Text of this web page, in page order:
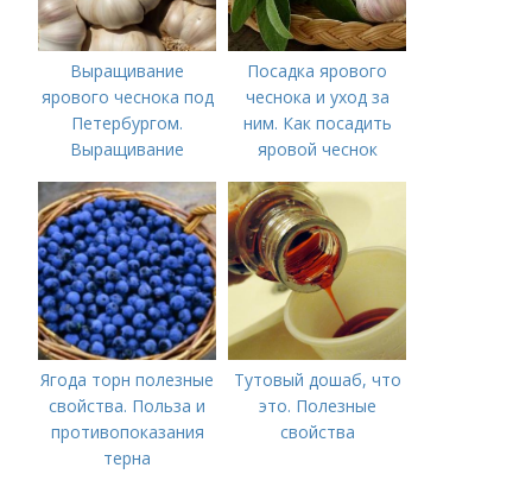
Выращивание
ярового чеснока под
Петербургом.
Выращивание
важных моментов
Посадка ярового
чеснока и уход за
ним. Как посадить
яровой чеснок
Ягода торн полезные
свойства. Польза и
противопоказания
терна
Тутовый дошаб, что
это. Полезные
свойства